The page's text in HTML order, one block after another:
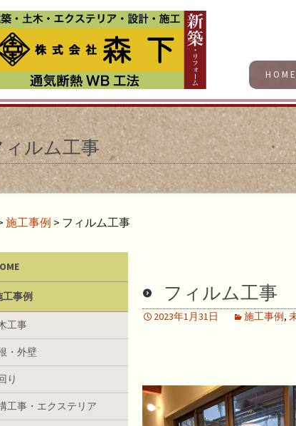
HOME
ィルム工事
施工事例 > フィルム工事
フィルム工事
2023年1月31日 施工事例,
工事例
工事
・外壁
り
工事・エクステリア